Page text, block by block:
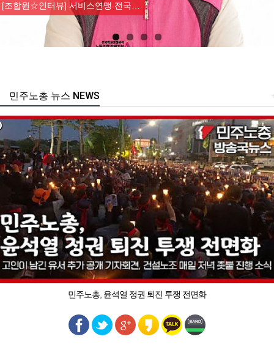
[조합원☆인터뷰] 서비스연맹 전국…
주노총 뉴스 NEWS
민주노총, 윤석열 정권 퇴진 투쟁 전면화